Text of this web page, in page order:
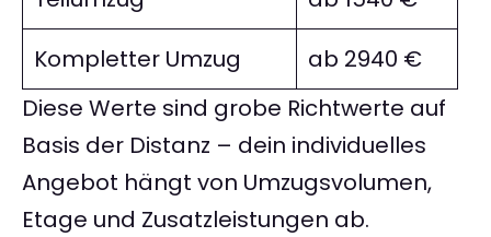
Kompletter Umzug
ab 2940 €
Diese Werte sind grobe Richtwerte auf
Basis der Distanz – dein individuelles
Angebot hängt von Umzugsvolumen,
Etage und Zusatzleistungen ab.